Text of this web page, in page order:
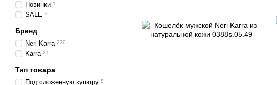
Новинки 1
SALE 2
Бренд
Neri Karra 230
Karra 21
Тип товара
Под сложенную купюру 8